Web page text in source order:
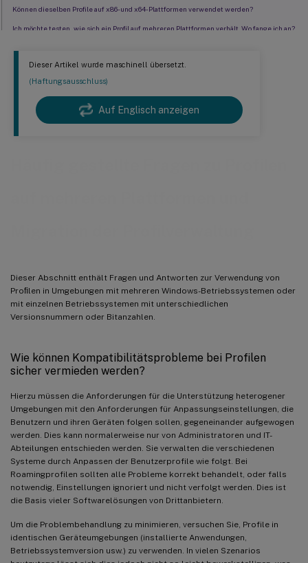
Dieser Artikel wurde maschinell übersetzt.
(Haftungsausschluss)
Auf Englisch anzeigen
Dieser Abschnitt enthält Fragen und Antworten zur Verwendung von
Proﬁlen in Umgebungen mit mehreren Windows-Betriebssystemen oder
mit einzelnen Betriebssystemen mit unterschiedlichen
Versionsnummern oder Bitanzahlen.
Wie können Kompatibilitätsprobleme bei Profilen
sicher vermieden werden?
Hierzu müssen die Anforderungen für die Unterstützung heterogener
Umgebungen mit den Anforderungen für Anpassungseinstellungen, die
Benutzern und ihren Geräten folgen sollen, gegeneinander aufgewogen
werden. Dies kann normalerweise nur von Administratoren und IT-
Abteilungen entschieden werden. Sie verwalten die verschiedenen
Systeme durch Anpassen der Benutzerprofile wie folgt. Bei
Roamingprofilen sollten alle Probleme korrekt behandelt, oder falls
notwendig, Einstellungen ignoriert und nicht verfolgt werden. Dies ist
die Basis vieler Softwarelösungen von Drittanbietern.
Um die Problembehandlung zu minimieren, versuchen Sie, Profile in
identischen Geräteumgebungen (installierte Anwendungen,
Betriebssystemversion usw.) zu verwenden. In vielen Szenarios
Können dieselben Profile auf x86- und x64-Plattformen verwendet werden?
Ich möchte testen, wie sich ein Profil auf mehreren Plattformen verhält. Wo fange ich an?
zugewiesen werden?
Warum ist es wünschenswert, dass Profilzuweisungen auf Computern basieren?
Migriert die Profilverwaltung Windows-Benutzerprofile zu Citrix-Benutzerprofilen?